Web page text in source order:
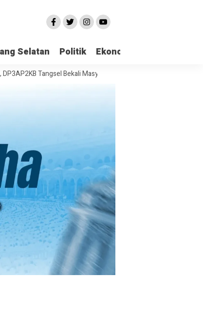
Selatan Politik Ekonomi
Tangsel Bekali Masyarakat Manajemen Stres dan Dukungan